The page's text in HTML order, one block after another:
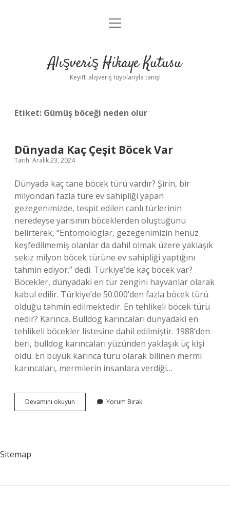
Anasayfa
Yasal Uyarı
menüyü
Alışveriş Hikaye Kutusu
Keyifli alışveriş tüyolarıyla tanış!
Etiket: Gümüş böceği neden olur
Dünyada Kaç Çeşit Böcek Var
Tarih: Aralık 23, 2024
Dünyada kaç tane böcek türü vardır? Şirin, bir
milyondan fazla türe ev sahipliği yapan
gezegenimizde, tespit edilen canlı türlerinin
neredeyse yarısının böceklerden oluştuğunu
belirterek, “Entomologlar, gezegenimizin henüz
keşfedilmemiş olanlar da dahil olmak üzere yaklaşık
sekiz milyon böcek türüne ev sahipliği yaptığını
tahmin ediyor.” dedi. Türkiye’de kaç böcek var?
Böcekler, dünyadaki en tür zengini hayvanlar olarak
kabul edilir. Türkiye’de 50.000’den fazla böcek türü
olduğu tahmin edilmektedir. En tehlikeli böcek türü
nedir? Karınca. Bulldog karıncaları dünyadaki en
tehlikeli böcekler listesine dahil edilmiştir. 1988’den
beri, bulldog karıncaları yüzünden yaklaşık üç kişi
öldü. En büyük karınca türü olarak bilinen mermi
karıncaları, mermilerin insanlara verdiği…
Devamını okuyun Dünyada
Kaç
Yorum Bırak
Sitemap